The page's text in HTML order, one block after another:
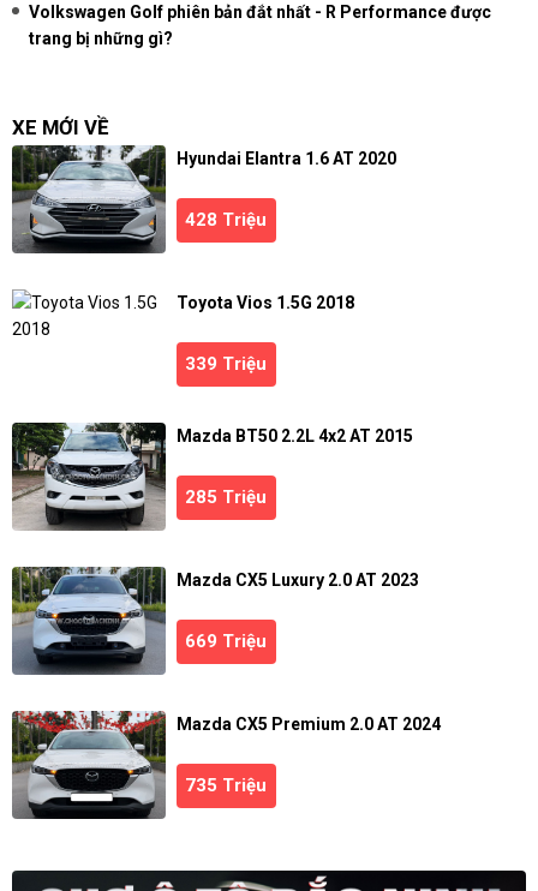
Volkswagen Golf phiên bản đắt nhất - R Performance được
trang bị những gì?
XE MỚI VỀ
Hyundai Elantra 1.6 AT 2020
428 Triệu
Toyota Vios 1.5G 2018
339 Triệu
Mazda BT50 2.2L 4x2 AT 2015
285 Triệu
Mazda CX5 Luxury 2.0 AT 2023
669 Triệu
Mazda CX5 Premium 2.0 AT 2024
735 Triệu